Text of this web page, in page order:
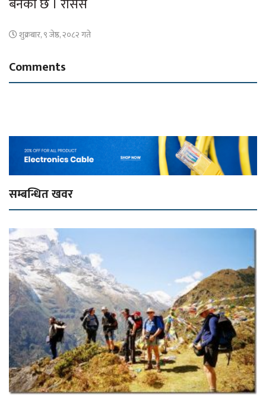
शुक्रबार, ९ जेष्ठ, २०८२ गते
Comments
सम्बन्धित खवर